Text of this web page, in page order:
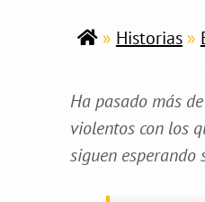
» Historias»
Ha pasado más
violentos con los
siguen esperando